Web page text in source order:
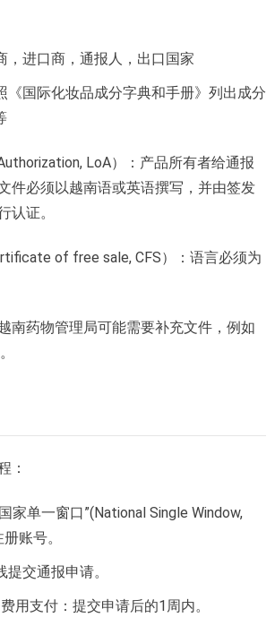
，进口商，通报人，出口国家
《国际化妆品成分字典和手册》列出成分
LoA）：产品所有者给通报
件必须以越南语或英语撰写，并由签发
认证。
of free sale, CFS）：语言必须为
南药物管理局可能需要补充文件，例如
：
家单一窗口”(National Single Window,
账号。
交通报申请。
用支付：提交申请后的1周内。